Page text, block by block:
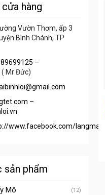
hàng
Vườn Thơm, ấp 3
Bình Chánh, TP
–
( Mr Đức)
–
www.facebook.com/
sản phẩm
Mô (12)